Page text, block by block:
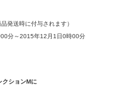
品発送時に付与されます）
分～2015年12月1日0時00分
クションMに